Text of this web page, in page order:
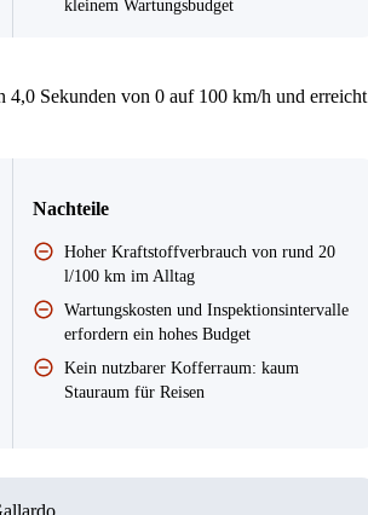
kleinem Wartungsbudget
Sekunden von 0 auf 100 km/h und erreicht
Nachteile
Hoher Kraftstoffverbrauch von rund 20
l/100 km im Alltag
Wartungskosten und Inspektionsintervalle
erfordern ein hohes Budget
Kein nutzbarer Kofferraum: kaum
Stauraum für Reisen